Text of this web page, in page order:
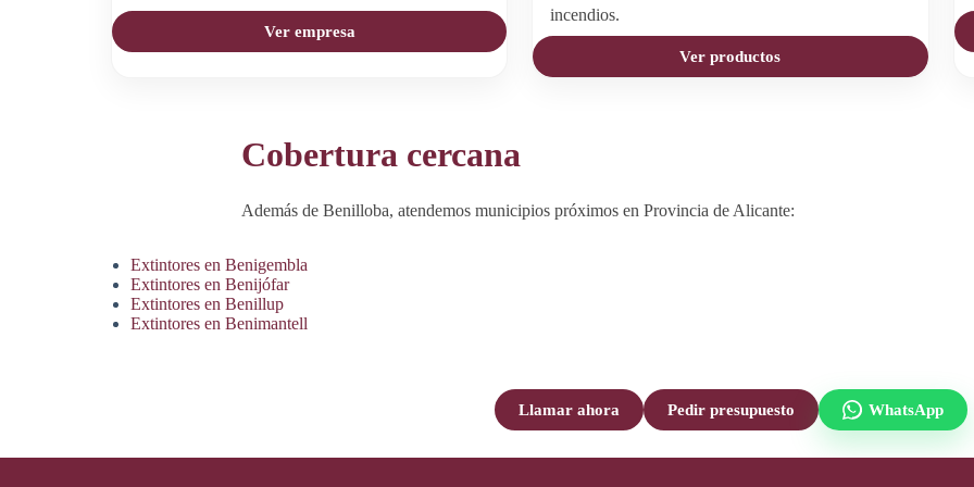
Ver empresa
incendios.
Ver productos
Cobertura cercana
Además de Benilloba, atendemos municipios próximos en Provincia de Alicante:
Extintores en Benigembla
Extintores en Benijófar
Extintores en Benillup
Extintores en Benimantell
Llamar ahora Pedir presupuesto WhatsApp